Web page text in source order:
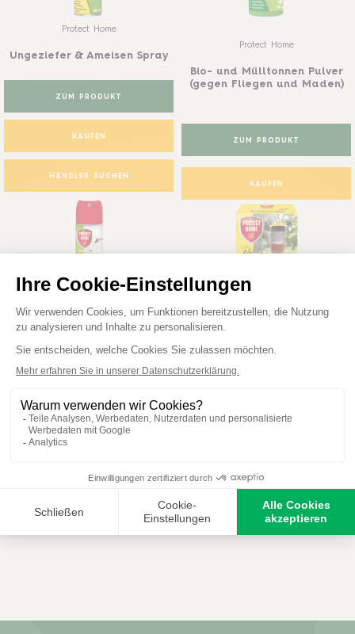
Protect Home
Ungeziefer & Ameisen Spray
ZUM PRODUKT
KAUFEN
HÄNDLER SUCHEN
Protect Home
Bio- und Mülltonnen Pulver
(gegen Fliegen und Maden)
ZUM PRODUKT
KAUFEN
Protect Home
Fliegen- und Mückenspray +
ZUM PRODUKT
HÄNDLER SUCHEN
Protect Home